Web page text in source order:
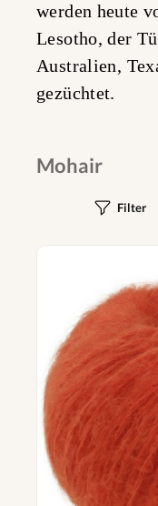
werden heute
Lesotho, der
Australien,
gezüchtet.
Mohair
Filter